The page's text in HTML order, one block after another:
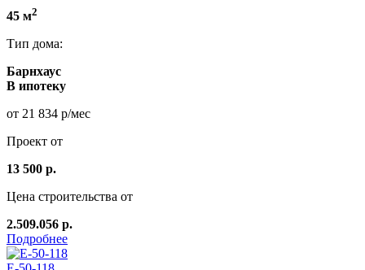
45 м2
Тип дома:
Барнхаус
В ипотеку
от 21 834 р/мес
Проект от
13 500 р.
Цена строительства от
2.509.056 р.
Подробнее